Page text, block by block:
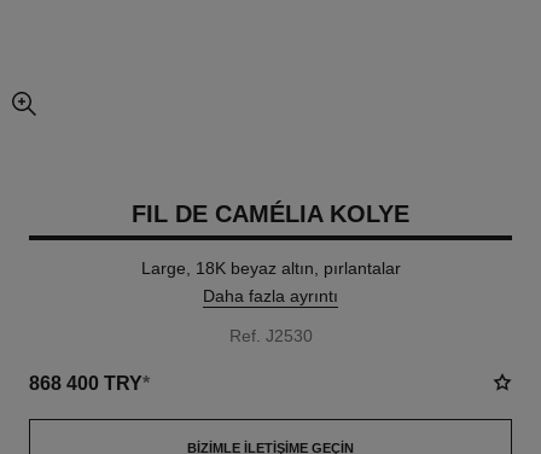
resmin büyütülmüş görünümü
FIL DE CAMÉLIA KOLYE
Large, 18K beyaz altın, pırlantalar
Daha fazla ayrıntı
Ref. J2530
868 400 TRY*
BIZIMLE İLETIŞIME GEÇIN